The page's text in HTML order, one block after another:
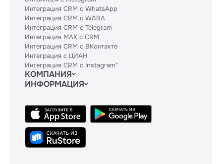
Интеграция CRM с WhatsApp
Интеграция CRM с WABA
Интеграция CRM с Telegram
Интеграция MAX с CRM
Интеграция CRM с ВКонтакте
Интеграция с ЦИАН
Интеграция CRM с Instagram*
КОМПАНИЯ
Блог
Контакты
Политики и соглашения
Сведения об ИТ-деятельности
ИНФОРМАЦИЯ
Техническим партнерам
Тарифы
API
База знаний